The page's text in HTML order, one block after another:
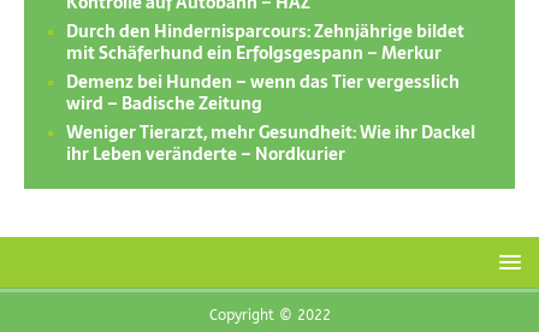
Durch den Hindernisparcours: Zehnjährige bildet
mit Schäferhund ein Erfolgsgespann – Merkur
Demenz bei Hunden – wenn das Tier vergesslich
wird – Badische Zeitung
Weniger Tierarzt, mehr Gesundheit: Wie ihr Dackel
ihr Leben veränderte – Nordkurier
Copyright © 2022